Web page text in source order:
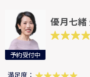
予約受付中
優月七緒
満足度：